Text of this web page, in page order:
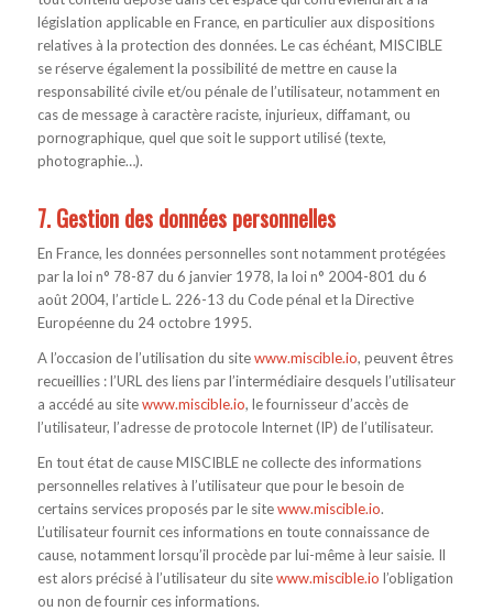
législation applicable en France, en particulier aux dispositions
relatives à la protection des données. Le cas échéant, MISCIBLE
se réserve également la possibilité de mettre en cause la
responsabilité civile et/ou pénale de l’utilisateur, notamment en
cas de message à caractère raciste, injurieux, diffamant, ou
pornographique, quel que soit le support utilisé (texte,
photographie…).
7. Gestion des données personnelles
En France, les données personnelles sont notamment protégées
par la loi n° 78-87 du 6 janvier 1978, la loi n° 2004-801 du 6
août 2004, l’article L. 226-13 du Code pénal et la Directive
Européenne du 24 octobre 1995.
A l’occasion de l’utilisation du sitewww.miscible.io, peuvent êtres
recueillies : l’URL des liens par l’intermédiaire desquels l’utilisateur
a accédé au sitewww.miscible.io, le fournisseur d’accès de
l’utilisateur, l’adresse de protocole Internet (IP) de l’utilisateur.
En tout état de cause MISCIBLE ne collecte des informations
personnelles relatives à l’utilisateur que pour le besoin de
certains services proposés par le sitewww.miscible.io.
L’utilisateur fournit ces informations en toute connaissance de
cause, notamment lorsqu’il procède par lui-même à leur saisie. Il
est alors précisé à l’utilisateur du sitewww.miscible.io l’obligation
ou non de fournir ces informations.